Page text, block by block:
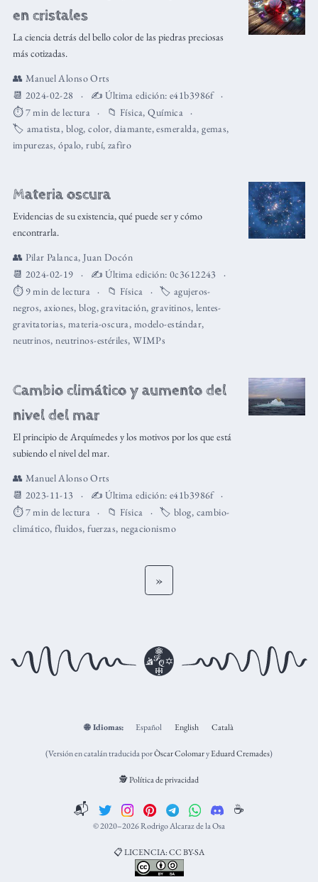
en cristales
La ciencia detrás del bello color de las piedras preciosas
más cotizadas.
👥 Manuel Alonso Orts
📆 2024-02-28
✍️ Última edición:e41b3986f
⏱️ 7 min de lectura
📁 Física,Química
🏷️ amatista, blog,color,diamante,esmeralda,gemas,
impurezas,ópalo,rubí, zafiro
Materia oscura
Evidencias de su existencia, qué puede ser y cómo
encontrarla.
👥 Pilar Palanca, Juan Docón
📆 2024-02-19
✍️ Última edición:0c3612243
⏱️ 9 min de lectura
📁 Física 🏷️agujeros-
negros,axiones, blog,gravitación, gravitinos, lentes-
gravitatorias,materia-oscura, modelo-estándar,
neutrinos,neutrinos-estériles,WIMPs
Cambio climático y aumento del
nivel del mar
El principio de Arquímedes y los motivos por los que está
subiendo el nivel del mar.
👥 Manuel Alonso Orts
📆 2023-11-13
✍️ Última edición:e41b3986f
⏱️ 7 min de lectura
📁 Física 🏷️blog, cambio-
climático,fluidos,fuerzas, negacionismo
»
🌐 Idiomas: Español English Català
(Versión en catalán traducida porÒscar ColomaryEduard Cremades)
🕵️ Política de privacidad
📬 ☕️
© 2020–2026 Rodrigo Alcaraz de la Osa
📋 LICENCIA: CC BY-SA